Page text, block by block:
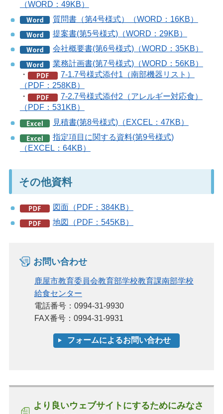
（WORD：49KB）
質問書（第4号様式）（WORD：16KB）
提案書(第5号様式)（WORD：29KB）
会社概要書(第6号様式)（WORD：35KB）
業務計画書(第7号様式)（WORD：56KB）
・
7-1.7号様式添付1（南部機器リスト）
（PDF：258KB）
・
7-2.7号様式添付2（アレルギー対応食）
（PDF：531KB）
見積書(第8号様式)（EXCEL：47KB）
指定項目に関する資料(第9号様式)
（EXCEL：64KB）
その他資料
図面（PDF：384KB）
地図（PDF：545KB）
お問い合わせ
鹿屋市教育委員会教育部学校教育課南部学校
給食センター
電話番号：0994-31-9930
FAX番号：0994-31-9931
より良いウェブサイトにするためにみなさ